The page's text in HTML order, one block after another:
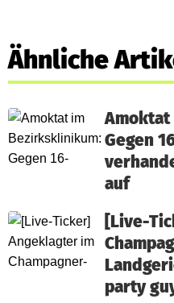
Ähnliche
Gegen
auf
[Live-
party